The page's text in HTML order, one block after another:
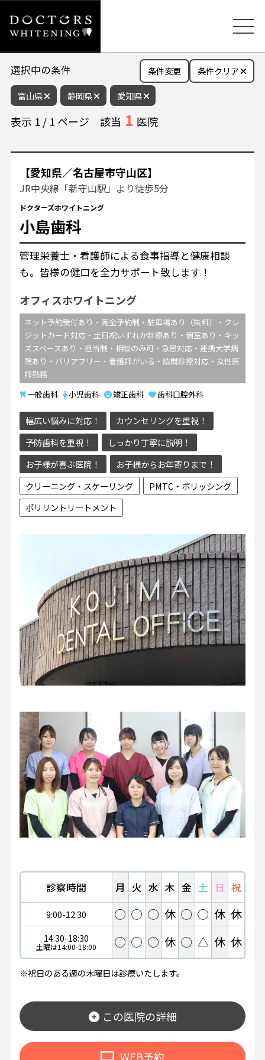
選択中の条件
富山県 静岡県 愛知県
条件変更 条件クリア
表示 1 / 1 ページ 該当 1 医院
【愛知県／名古屋市守山区】
JR中央線「新守山駅」より徒歩5分
ドクターズホワイトニング
小島歯科
管理栄養士・看護師による食事指導と健康相談
も。皆様の健口を全力サポート致します！
オフィスホワイトニング
ネット予約受付あり・完全予約制・駐車場あり（無料）・クレ
ジットカード対応・土日祝いずれか診療あり・個室あり・キッ
ズスペースあり・担当制・相談のみ可・急患対応・連携大学病
院あり・バリアフリー・看護師がいる・訪問診療対応・女性医
師勤務
一般歯科
小児歯科 矯正歯科 歯科口腔外科
幅広い悩みに対応！
カウンセリングを重視！
予防歯科を重視！
しっかり丁寧に説明！
お子様が喜ぶ医院！
お子様からお年寄りまで！
クリーニング・スケーリング
PMTC・ポリッシング
ポリリントリートメント
診察時間 月 火 水 木 金 土 日 祝
9:00-12:30 ◯ ◯ ◯ 休 ◯ ◯ 休 休
14:30-18:30
土曜は14:00-18:00 ◯ ◯ ◯ 休 ◯ △ 休 休
※祝日のある週の木曜日は診療いたします。
この医院の詳細
WEB予約